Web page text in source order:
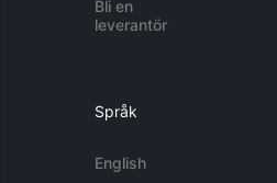
Bli en
leverantör
Språk
English